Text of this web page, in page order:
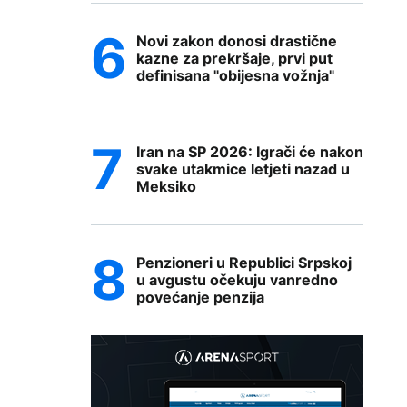
Novi zakon donosi drastične
kazne za prekršaje, prvi put
definisana "obijesna vožnja"
Iran na SP 2026: Igrači će nakon
svake utakmice letjeti nazad u
Meksiko
Penzioneri u Republici Srpskoj
u avgustu očekuju vanredno
povećanje penzija